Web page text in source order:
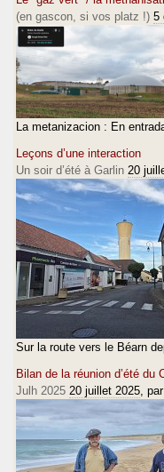
(en gascon, si vos platz !) 5
La metanizacion : En
Leçons d’une interaction
Un soir d’été à Garlin 20
Sur la route vers le Béarn
Bilan de la réunion d’été du
Julh 2025 20 juillet 2025 , par